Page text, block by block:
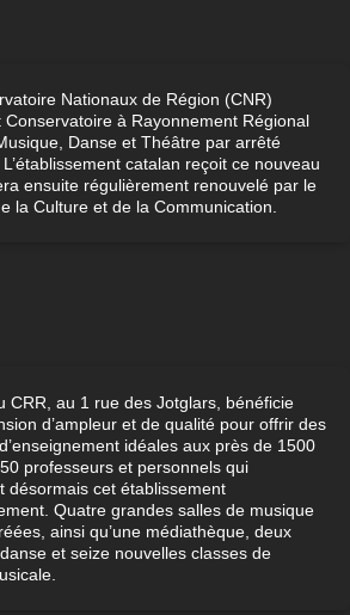
Nationaux de Région (CNR)
Conservatoire à Rayonnement Régional
Danse et Théâtre par arrêté
catalan reçoit ce nouveau
ensuite régulièrement renouvelé par le
la Culture et de la Communication.
CRR, au 1 rue des Jotglars, bénéficie
d’ampleur et de qualité pour offrir des
idéales aux près de 1500
professeurs et personnels qui
désormais cet établissement
Quatre grandes salles de musique
ainsi qu’une médiathèque, deux
et seize nouvelles classes de